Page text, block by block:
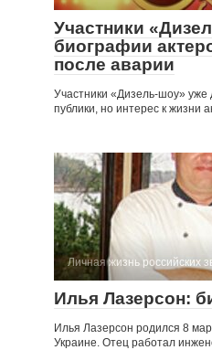
Участники
биографии
после аварии
Участники «Дизель-шоу»
публики, но интерес к жизни
Личная жизнь российских
Илья Лазерсон:
Илья Лазерсон родился 8
Украине. Отец работал